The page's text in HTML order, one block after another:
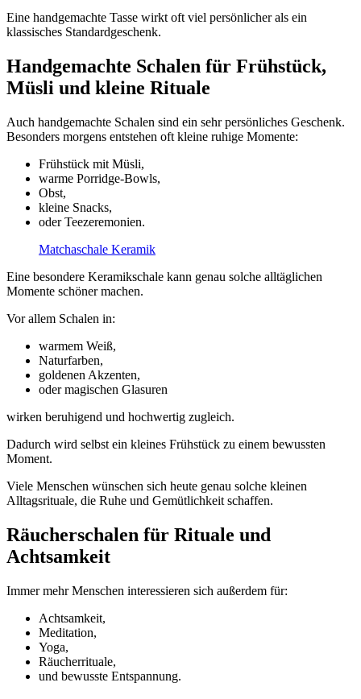
Eine handgemachte Tasse wirkt oft viel persönlicher als ein
klassisches Standardgeschenk.
Handgemachte Schalen für Frühstück,
Müsli und kleine Rituale
Auch handgemachte Schalen sind ein sehr persönliches Geschenk.
Besonders morgens entstehen oft kleine ruhige Momente:
Frühstück mit Müsli,
warme Porridge-Bowls,
Obst,
kleine Snacks,
oder Teezeremonien.
Matchaschale Keramik
Eine besondere Keramikschale kann genau solche alltäglichen
Momente schöner machen.
Vor allem Schalen in:
warmem Weiß,
Naturfarben,
goldenen Akzenten,
oder magischen Glasuren
wirken beruhigend und hochwertig zugleich.
Dadurch wird selbst ein kleines Frühstück zu einem bewussten
Moment.
Viele Menschen wünschen sich heute genau solche kleinen
Alltagsrituale, die Ruhe und Gemütlichkeit schaffen.
Räucherschalen für Rituale und
Achtsamkeit
Immer mehr Menschen interessieren sich außerdem für:
Achtsamkeit,
Meditation,
Yoga,
Räucherrituale,
und bewusste Entspannung.